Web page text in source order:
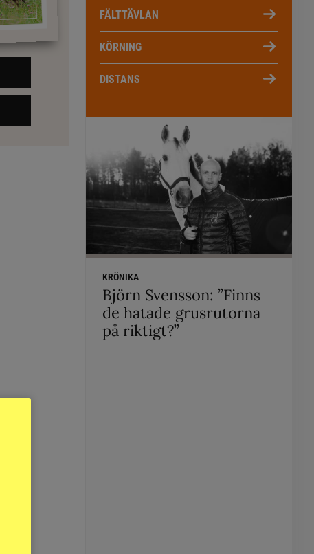
FÄLTTÄVLAN
KÖRNING
DISTANS
KRÖNIKA
Björn Svensson: ”Finns
de hatade grusrutorna
på riktigt?”